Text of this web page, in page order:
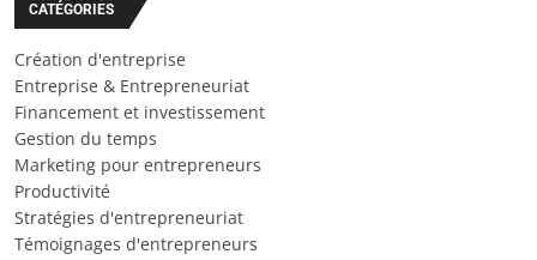
CATÉGORIES
Création d'entreprise
Entreprise & Entrepreneuriat
Financement et investissement
Gestion du temps
Marketing pour entrepreneurs
Productivité
Stratégies d'entrepreneuriat
Témoignages d'entrepreneurs